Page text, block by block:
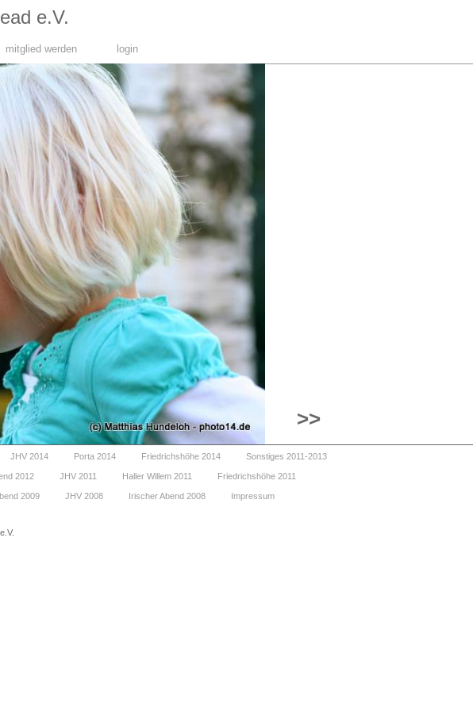
e.V.
mitglied werden login
>>
JHV 2014 Porta 2014 Friedrichshöhe 2014 Sonstiges 2011-2013
2012 JHV 2011 Haller Willem 2011 Friedrichshöhe 2011
2009 JHV 2008 Irischer Abend 2008 Impressum